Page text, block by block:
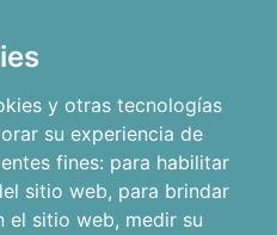
y otras tecnologías
su experiencia de
fines: para habilitar
sitio web, para brindar
el sitio web, medir su